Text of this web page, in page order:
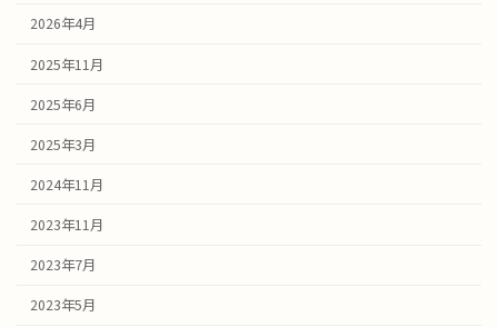
2026年4月
2025年11月
2025年6月
2025年3月
2024年11月
2023年11月
2023年7月
2023年5月